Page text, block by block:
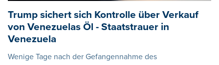
Trump sichert sich Kontrolle über Verkauf
von Venezuelas Öl - Staatstrauer in
Venezuela
Wenige Tage nach der Gefangennahme des